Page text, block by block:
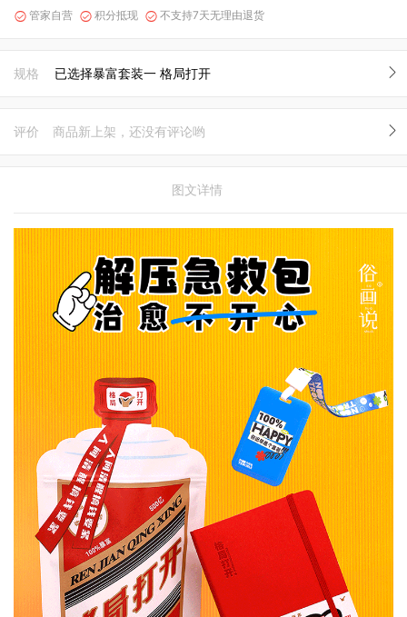
 管家自营  积分抵现  不支持7天无理由退货
规格 已选择暴富套装一 格局打开
评价 商品新上架，还没有评论哟
图文详情